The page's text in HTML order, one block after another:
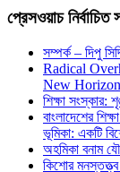
প্রেসওয়াচ নির্বাচিত
সম্পর্ক – দিপু
Radical
New
শিক্ষা সংস্কার:
বাংলাদেশের
ভূমিকা: একটি
অহমিকা বনাম
কিশোর মনস্তত্ত্ব